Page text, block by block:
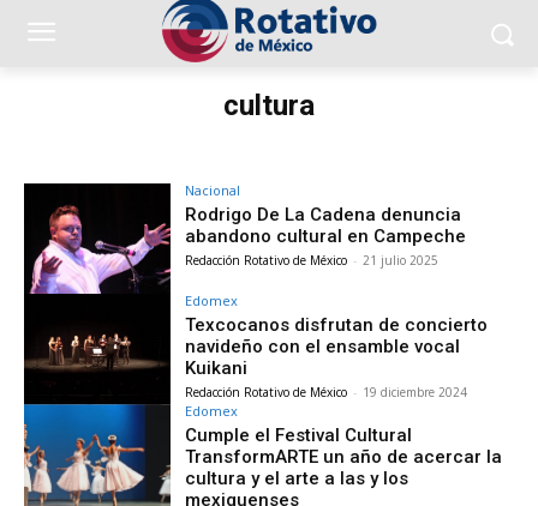
cultura
Nacional
Rodrigo De La Cadena denuncia
abandono cultural en Campeche
Redacción Rotativo de México - 21 julio 2025
Edomex
Texcocanos disfrutan de concierto
navideño con el ensamble vocal
Kuikani
Redacción Rotativo de México - 19 diciembre 2024
Edomex
Cumple el Festival Cultural
TransformARTE un año de acercar la
cultura y el arte a las y los
mexiquenses